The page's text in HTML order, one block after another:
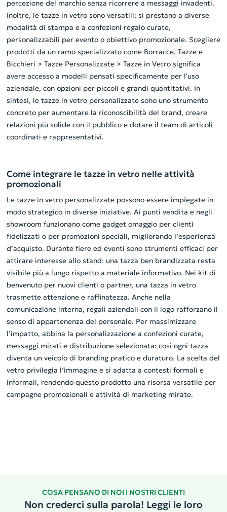
percezione del marchio senza ricorrere a messaggi invadenti.
Inoltre, le tazze in vetro sono versatili: si prestano a diverse
modalità di stampa e a confezioni regalo curate,
personalizzabili per evento o obiettivo promozionale. Scegliere
prodotti da un ramo specializzato come Borracce, Tazze e
Bicchieri > Tazze Personalizzate > Tazze in Vetro significa
avere accesso a modelli pensati specificamente per l'uso
aziendale, con opzioni per piccoli e grandi quantitativi. In
sintesi, le tazze in vetro personalizzate sono uno strumento
concreto per aumentare la riconoscibilità del brand, creare
relazioni più solide con il pubblico e dotare il team di articoli
coordinati e rappresentativi.
Come integrare le tazze in vetro nelle attività
promozionali
Le tazze in vetro personalizzate possono essere impiegate in
modo strategico in diverse iniziative. Ai punti vendita e negli
showroom funzionano come gadget omaggio per clienti
fidelizzati o per promozioni speciali, migliorando l’esperienza
d’acquisto. Durante fiere ed eventi sono strumenti efficaci per
attirare interesse allo stand: una tazza ben brandizzata resta
visibile più a lungo rispetto a materiale informativo. Nei kit di
benvenuto per nuovi clienti o partner, una tazza in vetro
trasmette attenzione e raffinatezza. Anche nella
comunicazione interna, regali aziendali con il logo rafforzano il
senso di appartenenza del personale. Per massimizzare
l’impatto, abbina la personalizzazione a confezioni curate,
messaggi mirati e distribuzione selezionata: così ogni tazza
diventa un veicolo di branding pratico e duraturo. La scelta del
vetro privilegia l’immagine e si adatta a contesti formali e
informali, rendendo questo prodotto una risorsa versatile per
campagne promozionali e attività di marketing mirate.
COSA PENSANO DI NOI I NOSTRI CLIENTI
Non crederci sulla parola! Leggi le loro